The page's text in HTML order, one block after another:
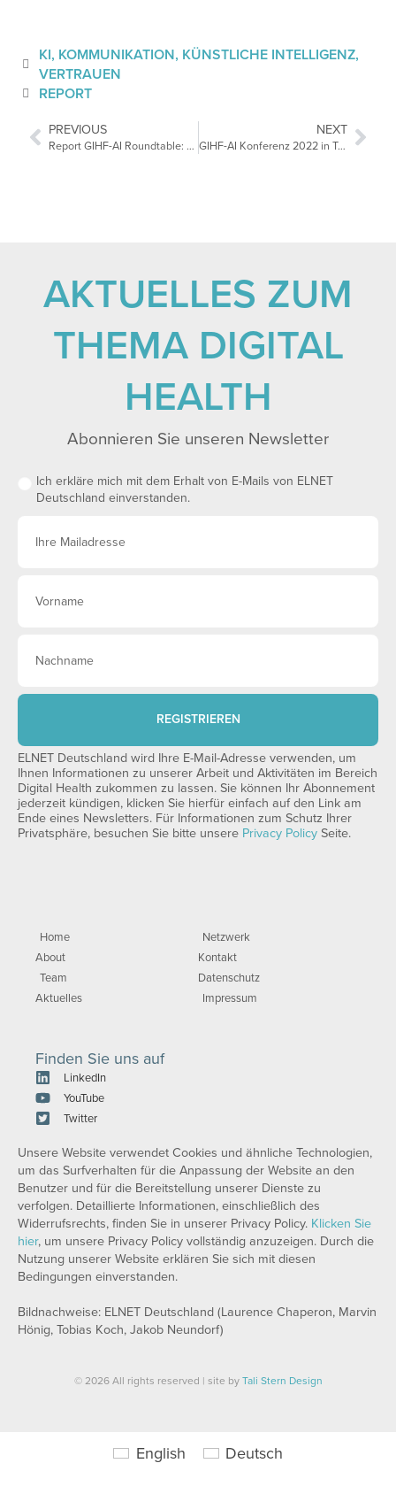
KI, KOMMUNIKATION, KÜNSTLICHE INTELLIGENZ,
VERTRAUEN
REPORT
PREVIOUS
Report GIHF-AI Roundtable: Die Regulierung von Gesundheitsdaten
NEXT
GIHF-AI Konferenz 2022 in Tel Aviv: Die Gesundheitsversorgung der Zukunft
AKTUELLES ZUM
THEMA DIGITAL
HEALTH
Abonnieren Sie unseren Newsletter
Ich erkläre mich mit dem Erhalt von E-Mails von ELNET
Deutschland einverstanden.
REGISTRIEREN
ELNET Deutschland wird Ihre E-Mail-Adresse verwenden, um
Ihnen Informationen zu unserer Arbeit und Aktivitäten im Bereich
Digital Health zukommen zu lassen. Sie können Ihr Abonnement
jederzeit kündigen, klicken Sie hierfür einfach auf den Link am
Ende eines Newsletters. Für Informationen zum Schutz Ihrer
Privatsphäre, besuchen Sie bitte unsere Privacy Policy Seite.
Home
About
Team
Aktuelles
Netzwerk
Kontakt
Datenschutz
Impressum
Finden Sie uns auf
LinkedIn
YouTube
Twitter
Unsere Website verwendet Cookies und ähnliche Technologien,
um das Surfverhalten für die Anpassung der Website an den
Benutzer und für die Bereitstellung unserer Dienste zu
verfolgen. Detaillierte Informationen, einschließlich des
Widerrufsrechts, finden Sie in unserer Privacy Policy. Klicken Sie
hier, um unsere Privacy Policy vollständig anzuzeigen. Durch die
Nutzung unserer Website erklären Sie sich mit diesen
Bedingungen einverstanden.
Bildnachweise: ELNET Deutschland (Laurence Chaperon, Marvin
Hönig, Tobias Koch, Jakob Neundorf)
© 2026 All rights reserved | site by Tali Stern Design
English Deutsch